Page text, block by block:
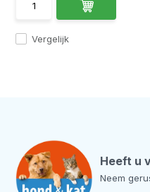
Vergelijk
Heeft u
Neem